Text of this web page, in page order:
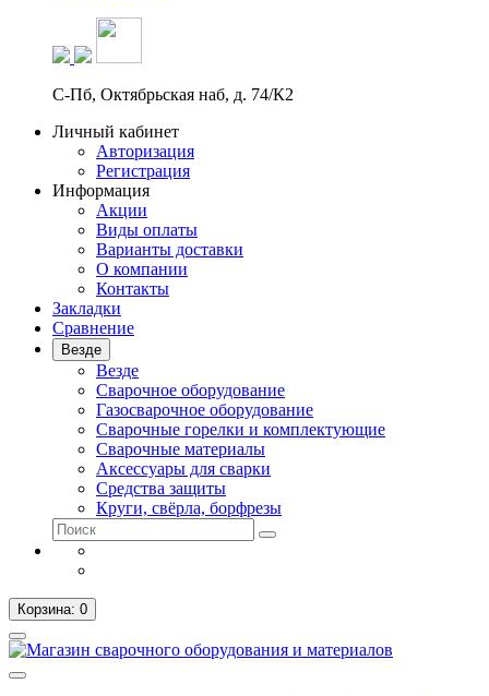
С-Пб, Октябрьская наб, д. 74/К2
Личный кабинет
Авторизация
Регистрация
Информация
Акции
Виды оплаты
Варианты доставки
О компании
Контакты
Закладки
Сравнение
Везде
Везде
Сварочное оборудование
Газосварочное оборудование
Сварочные горелки и комплектующие
Сварочные материалы
Аксессуары для сварки
Средства защиты
Круги, свёрла, борфрезы
Корзина: 0